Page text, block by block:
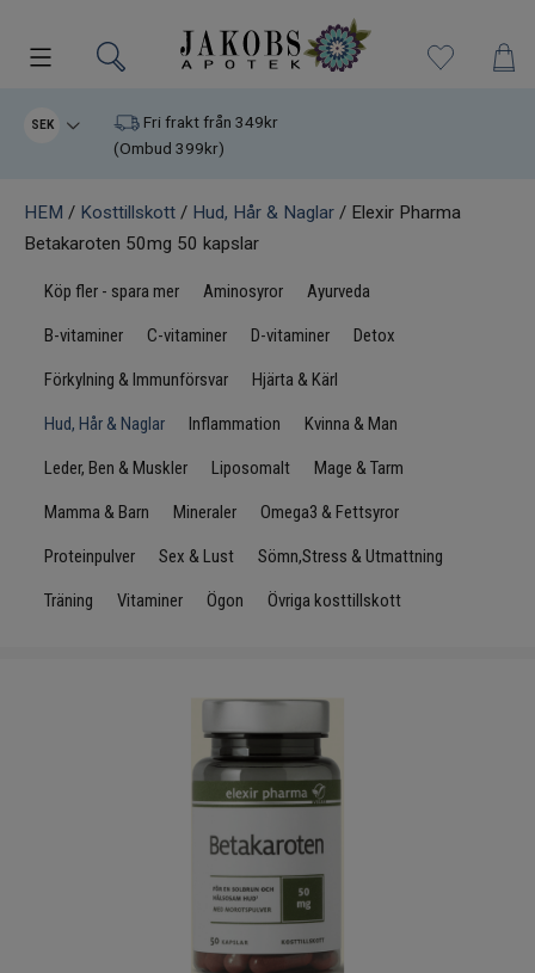
Kampanjer
Varumärken
Kosttillskott
Hudvård
Infrarött Ljus
Vattenrening & Övrigt
SEK
Fri frakt från 349kr
(Ombud 399kr)
HEM / Kosttillskott / Hud, Hår & Naglar / Elexir Pharma
Betakaroten 50mg 50 kapslar
Köp fler - spara mer Aminosyror Ayurveda
B-vitaminer C-vitaminer D-vitaminer Detox
Förkylning & Immunförsvar Hjärta & Kärl
Hud, Hår & Naglar Inflammation Kvinna & Man
Leder, Ben & Muskler Liposomalt Mage & Tarm
Mamma & Barn Mineraler Omega3 & Fettsyror
Proteinpulver Sex & Lust Sömn,Stress & Utmattning
Träning Vitaminer Ögon Övriga kosttillskott